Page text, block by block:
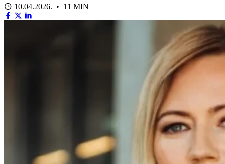
10.04.2026. • 11 MIN